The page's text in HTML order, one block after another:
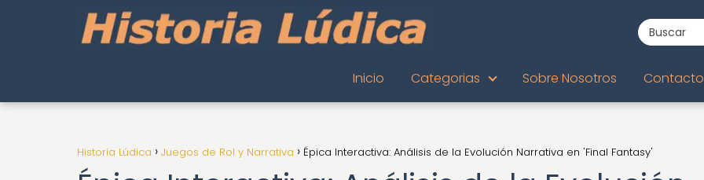
Inicio Categorias Sobre Nosotros Contacto
Historia Lúdica Juegos de Rol y Narrativa Épica Interactiva: Análisis de la Evolución Narrativa en 'Final Fantasy'